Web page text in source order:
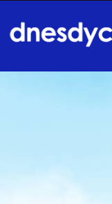
zobrazovanie